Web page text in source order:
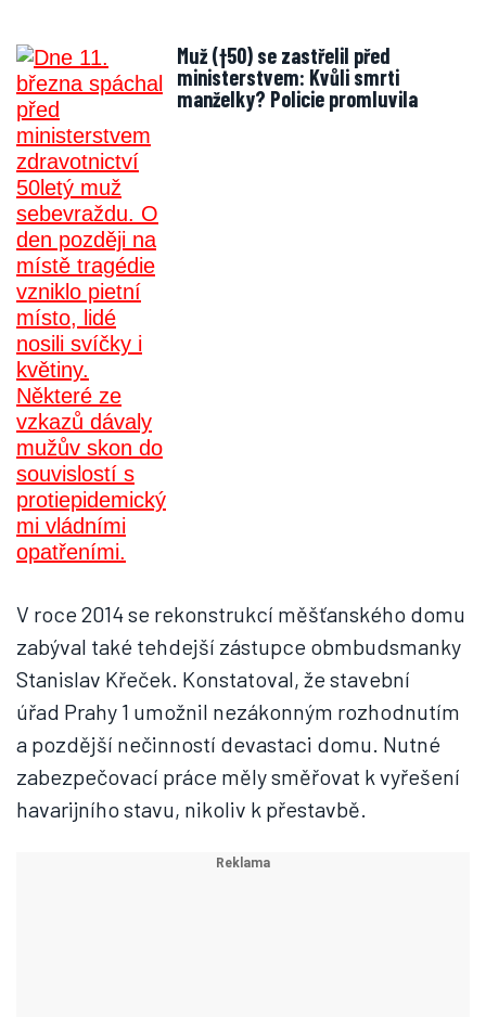
Muž (†50) se zastřelil před
ministerstvem: Kvůli smrti
manželky? Policie promluvila
V roce 2014 se rekonstrukcí měšťanského domu
zabýval také tehdejší zástupce obmbudsmanky
Stanislav Křeček. Konstatoval, že stavební
úřad Prahy 1 umožnil nezákonným rozhodnutím
a pozdější nečinností devastaci domu. Nutné
zabezpečovací práce měly směřovat k vyřešení
havarijního stavu, nikoliv k přestavbě.